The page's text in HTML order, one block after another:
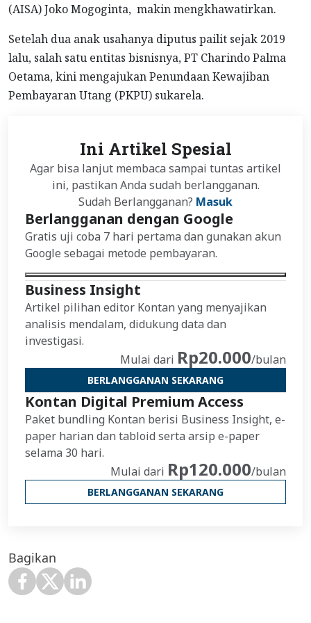
(AISA) Joko Mogoginta, makin mengkhawatirkan.
Setelah dua anak usahanya diputus pailit sejak 2019
lalu, salah satu entitas bisnisnya, PT Charindo Palma
Oetama, kini mengajukan Penundaan Kewajiban
Pembayaran Utang (PKPU) sukarela.
Ini Artikel Spesial
Agar bisa lanjut membaca sampai tuntas artikel
ini, pastikan Anda sudah berlangganan.
Sudah Berlangganan? Masuk
Berlangganan dengan Google
Gratis uji coba 7 hari pertama dan gunakan akun
Google sebagai metode pembayaran.
Business Insight
Artikel pilihan editor Kontan yang menyajikan
analisis mendalam, didukung data dan
investigasi.
Mulai dari Rp20.000/bulan
BERLANGGANAN SEKARANG
Kontan Digital Premium Access
Paket bundling Kontan berisi Business Insight, e-
paper harian dan tabloid serta arsip e-paper
selama 30 hari.
Mulai dari Rp120.000/bulan
BERLANGGANAN SEKARANG
Bagikan